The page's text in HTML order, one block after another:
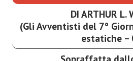
DI ARTHUR L.
(Gli Avventisti del 7°
estatiche –